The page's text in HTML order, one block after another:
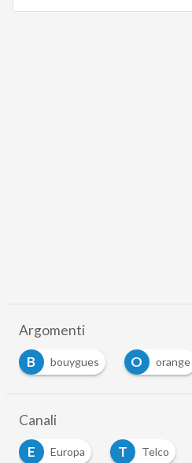
Argomenti
B
bouygues O orange
Canali
E
Europa T Telco